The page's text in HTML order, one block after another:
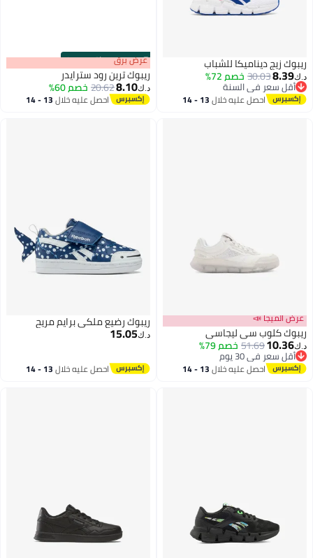
ريبوك زيج ديناميكا للشباب
د.ك‏8.39
30.03خصم 72%
أقل سعر في السنة
أقل سعر في السنة
احصل عليه خلال 13 - 14
00m:00s
·باقي 100% عرض برق
ريبوك ترين رود سترايدر
د.ك‏8.10
20.62خصم 60%
احصل عليه خلال 13 - 14
عرض الميجا 📣
ريبوك كلوب سي ليجاسي
د.ك‏10.36
51.69خصم 79%
أقل سعر في 30 يوم
أقل سعر في 30 يوماحصل عليه خلال 13 - 14
ريبوك رضيع ملكي برايم مريح
د.ك‏15.05
احصل عليه خلال 13 - 14